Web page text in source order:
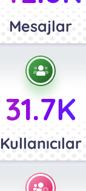
Mesajlar
31.7K
Kullanıcılar